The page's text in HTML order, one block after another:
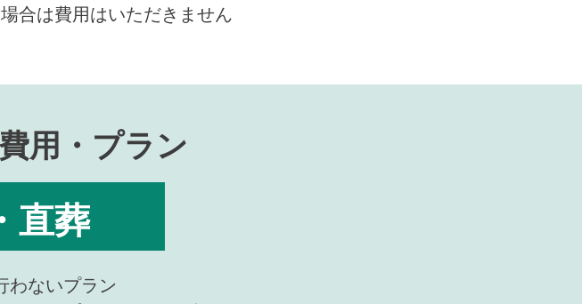
合は費用はいただきません
用・プラン
直葬
わないプラン